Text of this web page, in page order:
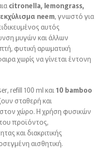
citronella, lemongrass,
εκχύλισμα neem, γνωστό για
αυτός
μυγών και άλλων
φυτική αρωματική
χωρίς να γίνεται έντονη
refill 100 ml και 10 bamboo
σταθερή και
χώρο. Η χρήση φυσικών
προϊόντος,
και διακριτικής
αισθητική.